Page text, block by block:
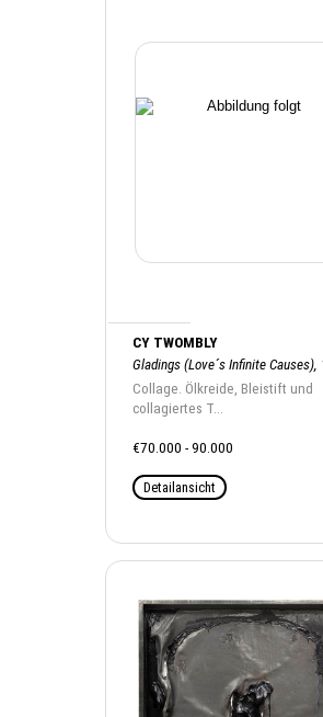
CY TWOMBLY
Gladings (Love´s Infinite Causes),
Collage. Ölkreide, Bleistift und
collagiertes T...
€70.000 - 90.000
Detailansicht